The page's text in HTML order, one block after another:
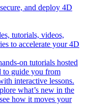
and deploy 4D
tutorials, videos,
to accelerate your 4D
on tutorials hosted
to guide you from
interactive lessons.
what’s new in the
how it moves your